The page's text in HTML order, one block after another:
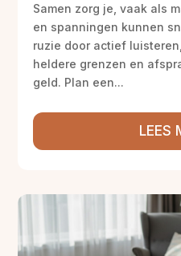
Samen zorg je, vaak als
en spanningen kunnen
ruzie door actief
heldere grenzen en
geld. Plan een...
LEES